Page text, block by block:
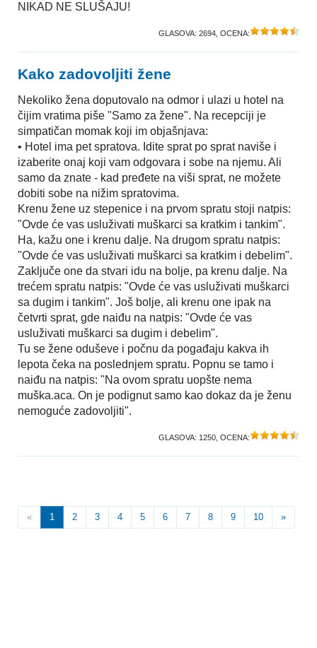
NIKAD NE SLUŠAJU!
GLASOVA: 2694 , OCENA:
Kako zadovoljiti žene
Nekoliko žena doputovalo na odmor i ulazi u hotel na
čijim vratima piše "Samo za žene". Na recepciji je
simpatičan momak koji im objašnjava:
• Hotel ima pet spratova. Idite sprat po sprat naviše i
izaberite onaj koji vam odgovara i sobe na njemu. Ali
samo da znate - kad pređete na viši sprat, ne možete
dobiti sobe na nižim spratovima.
Krenu žene uz stepenice i na prvom spratu stoji natpis:
"Ovde će vas usluživati muškarci sa kratkim i tankim".
Ha, kažu one i krenu dalje. Na drugom spratu natpis:
"Ovde će vas usluživati muškarci sa kratkim i debelim".
Zaključe one da stvari idu na bolje, pa krenu dalje. Na
trećem spratu natpis: "Ovde će vas usluživati muškarci
sa dugim i tankim". Još bolje, ali krenu one ipak na
četvrti sprat, gde naiđu na natpis: "Ovde će vas
usluživati muškarci sa dugim i debelim".
Tu se žene oduševe i počnu da pogađaju kakva ih
lepota čeka na poslednjem spratu. Popnu se tamo i
naiđu na natpis: "Na ovom spratu uopšte nema
muška.aca. On je podignut samo kao dokaz da je ženu
nemoguće zadovoljiti".
GLASOVA: 1250 , OCENA:
« 1 2 3 4 5 6 7 8 9 10 »